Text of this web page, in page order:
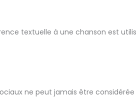
textuelle à une chanson est
ne peut jamais être